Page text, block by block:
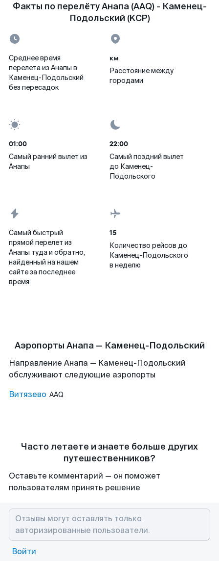
Факты по перелёту Анапа (AAQ) - Каменец-
Подольский (KCP)
Среднее время
перелета из Анапы в
Каменец-Подольский
без пересадок
км
Расстояние между
городами
01:00
Самый ранний вылет из
Анапы
22:00
Самый поздний вылет
до Каменец-
Подольского
Самый быстрый
прямой перелет из
Анапы туда и обратно,
найденный на нашем
сайте за последнее
время
15
Количество рейсов до
Каменец-Подольского
в неделю
Аэропорты Анапа — Каменец-Подольский
Направление Анапа — Каменец-Подольский
обслуживают следующие аэропорты
Витязево AAQ
Часто летаете и знаете больше других
путешественников?
Оставьте комментарий — он поможет
пользователям принять решение
Войти